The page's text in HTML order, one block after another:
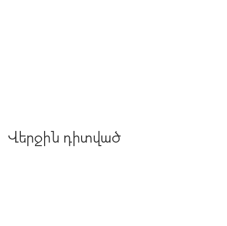
Վերջին դիտված